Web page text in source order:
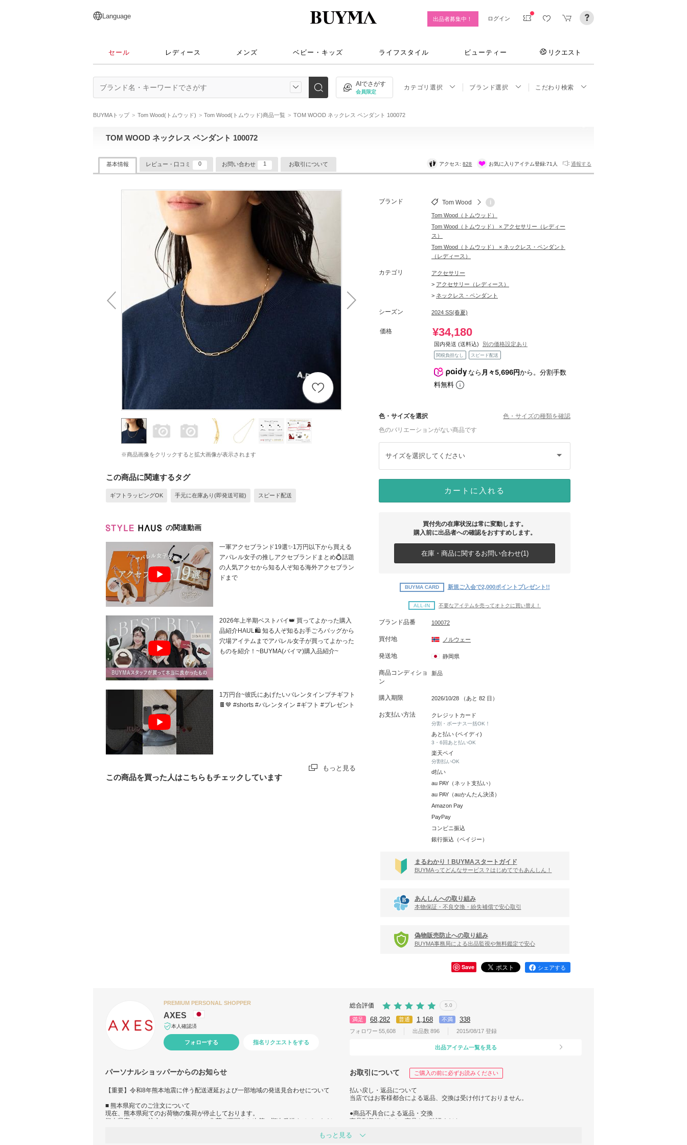
日本語
English
简体中文
繁體中文
Language 出品者募集中！ ログイン
セール レディース メンズ ベビー・キッズ ライフスタイル ビューティー リクエスト
AIでさがす
会員限定
カテゴリ選択 ブランド選択 こだわり検索
BUYMAトップ Tom Wood(トムウッド) Tom Wood(トムウッド)商品一覧 TOM WOOD ネックレス ペンダント 100072
TOM WOOD ネックレス ペンダント 100072
基本情報 レビュー・口コミ 0 お問い合わせ 1 お取引について アクセス:828 お気に入りアイテム登録:71人 通報する
※商品画像をクリックすると拡大画像が表示されます
この商品に関連するタグ
ギフトラッピングOK 手元に在庫あり(即発送可能) スピード配送
の関連動画
一軍アクセブランド19選✨1万円以下から買える
アパレル女子の推しアクセブランドまとめ💍話題
の人気アクセから知る人ぞ知る海外アクセブラン
ドまで
2026年上半期ベストバイ👑 買ってよかった購入
品紹介HAUL🛍 知る人ぞ知るお手ごろバッグから
穴場アイテムまでアパレル女子が買ってよかった
ものを紹介！~BUYMA(バイマ)購入品紹介~
1万円台~彼氏にあげたいバレンタインプチギフト
🍫🤎 #shorts #バレンタイン #ギフト #プレゼント
もっと見る
この商品を買った人はこちらもチェックしています
ブランド Tom Wood i
Tom Wood（トムウッド）
Tom Wood（トムウッド） × アクセサリー（レディー
ス）
Tom Wood（トムウッド） × ネックレス・ペンダント
（レディース）
カテゴリ
アクセサリー
> アクセサリー（レディース）
> ネックレス・ペンダント
シーズン 2024 SS(春夏)
価格 ¥34,180
国内発送 (送料込) 別の価格設定あり
関税負担なし スピード配送
なら月々5,696円から。分割手数
料無料
色・サイズを選択
色・サイズの種類を確認
色のバリエーションがない商品です
サイズを選択してください
カートに入れる
買付先の在庫状況は常に変動します。
購入前に出品者への確認をおすすめします。
在庫・商品に関するお問い合わせ(1)
BUYMA CARD 新規ご入会で2,000ポイントプレゼント!!
ALL-IN 不要なアイテムを売ってオトクに買い替え！
ブランド品番 100072
買付地 ノルウェー
発送地 静岡県
商品コンディショ
ン
新品
購入期限 2026/10/28 （あと 82 日）
お支払い方法 クレジットカード
分割・ボーナス一括OK！
あと払い (ペイディ)
3・6回あと払いOK
楽天ペイ
分割払いOK
d払い
au PAY（ネット支払い）
au PAY（auかんたん決済）
Amazon Pay
PayPay
コンビニ振込
銀行振込（ペイジー）
まるわかり！BUYMAスタートガイド
BUYMAってどんなサービス？はじめてでもあんしん！
あんしんへの取り組み
本物保証・不良交換・紛失補償で安心取引
偽物販売防止への取り組み
BUYMA事務局による出品監視や無料鑑定で安心
Save シェアする
PREMIUM PERSONAL SHOPPER
AXES
本人確認済
フォローする 指名リクエストをする
総合評価 5.0
満足 68,282 普通 1,168 不満 338
フォロワー 55,608 出品数 896 2015/08/17 登録
出品アイテム一覧を見る
パーソナルショッパーからのお知らせ お取引について ご購入の前に必ずお読みください
【重要】令和8年熊本地震に伴う配送遅延および一部地域の発送見合わせについて
■ 熊本県宛てのご注文について
現在、熊本県宛てのお荷物の集荷が停止しております。
熊本県宛てのご注文につきましては、集荷が再開され次第、順次発送させていただ
払い戻し・返品について
当店ではお客様都合による返品、交換は受け付けておりません。
●商品不具合による返品・交換
商品到着後はすぐに商品をご確認ください。
該当箇所の画像を添えてご連絡ください。
もっと見る